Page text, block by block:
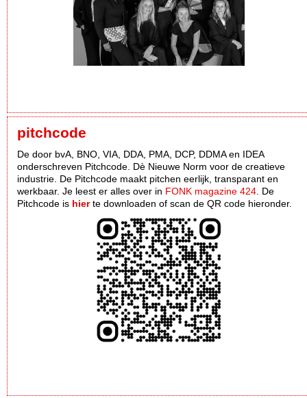
pitchcode
De door bvA, BNO, VIA, DDA, PMA, DCP, DDMA en IDEA
onderschreven Pitchcode. Dè Nieuwe Norm voor de creatieve
industrie. De Pitchcode maakt pitchen eerlijk, transparant en
werkbaar. Je leest er alles over in FONK magazine 424 . De
Pitchcode is hierte downloaden of scan de QR code hieronder.